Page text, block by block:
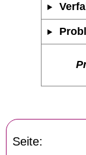
Seite: